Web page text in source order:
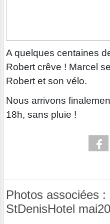
A quelques centaines
Robert crêve ! Marcel
Robert et son vélo.
Nous arrivons
18h, sans pluie !
Photos associées
StDenisHotel